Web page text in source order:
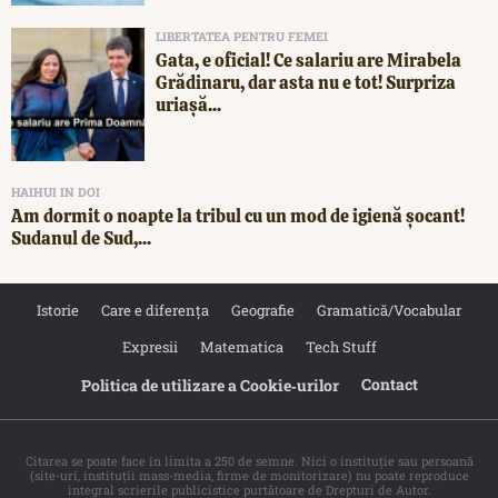
LIBERTATEA PENTRU FEMEI
Gata, e oficial! Ce salariu are Mirabela
Grădinaru, dar asta nu e tot! Surpriza
uriașă...
HAIHUI IN DOI
Am dormit o noapte la tribul cu un mod de igienă șocant!
Sudanul de Sud,...
Istorie Care e diferența Geografie
Gramatică/Vocabular
Expresii
Matematica Tech Stuff
Politica de utilizare a Cookie‐urilor Contact
Citarea se poate face în limita a 250 de semne. Nici o instituţie sau persoană
(site-uri, instituţii mass-media, firme de monitorizare) nu poate reproduce
integral scrierile publicistice purtătoare de Drepturi de Autor.